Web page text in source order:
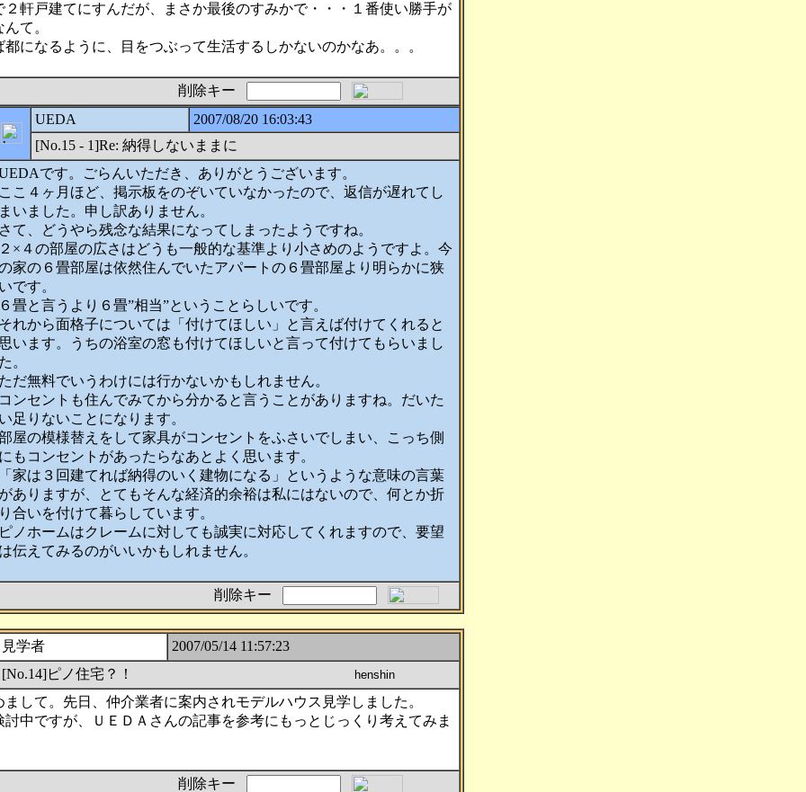
２軒戸建てにすんだが、まさか最後のすみかで・・・１番使い勝手が
て。
都になるように、目をつぶって生活するしかないのかなあ。。。
削除キー
UEDA
2007/08/20 16:03:43
[No.15 - 1]Re: 納得しないままに
です。ごらんいただき、ありがとうございます。
ここ４ヶ月ほど、掲示板をのぞいていなかったので、返信が遅れてし
まいました。申し訳ありません。
さて、どうやら残念な結果になってしまったようですね。
２×４の部屋の広さはどうも一般的な基準より小さめのようですよ。今
家の６畳部屋は依然住んでいたアパートの６畳部屋より明らかに狭
いです。
６畳と言うより６畳”相当”ということらしいです。
それから面格子については「付けてほしい」と言えば付けてくれると
思います。うちの浴室の窓も付けてほしいと言って付けてもらいまし
た。
ただ無料でいうわけには行かないかもしれません。
コンセントも住んでみてから分かると言うことがありますね。だいた
い足りないことになります。
屋の模様替えをして家具がコンセントをふさいでしまい、こっち側
にもコンセントがあったらなあとよく思います。
「家は３回建てれば納得のいく建物になる」というような意味の言葉
がありますが、とてもそんな経済的余裕は私にはないので、何とか折
り合いを付けて暮らしています。
ピノホームはクレームに対しても誠実に対応してくれますので、要望
は伝えてみるのがいいかもしれません。
削除キー
見学者
2007/05/14 11:57:23
[No.14]ピノ住宅？！
まして。先日、仲介業者に案内されモデルハウス見学しました。
討中ですが、ＵＥＤＡさんの記事を参考にもっとじっくり考えてみま
削除キー